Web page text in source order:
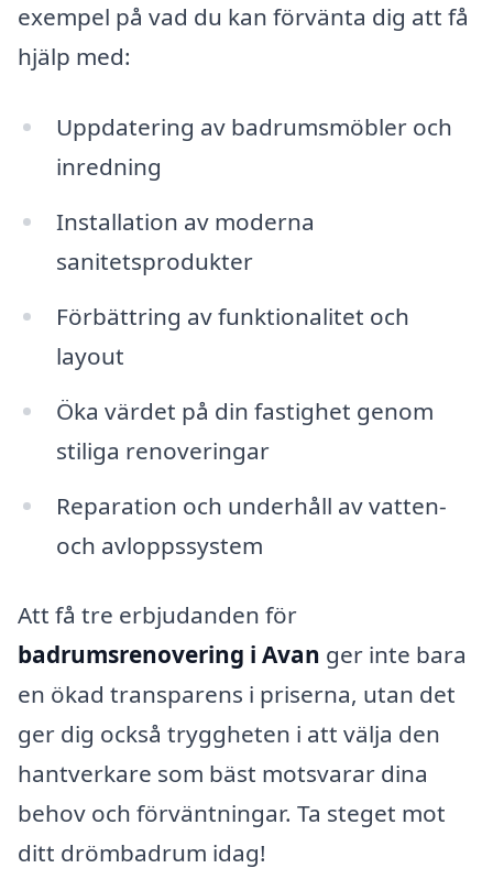
exempel på vad du kan förvänta dig att få
hjälp med:
Uppdatering av badrumsmöbler och
inredning
Installation av moderna
sanitetsprodukter
Förbättring av funktionalitet och
layout
Öka värdet på din fastighet genom
stiliga renoveringar
Reparation och underhåll av vatten-
och avloppssystem
Att få tre erbjudanden för
badrumsrenovering i Avan ger inte bara
en ökad transparens i priserna, utan det
ger dig också tryggheten i att välja den
hantverkare som bäst motsvarar dina
behov och förväntningar. Ta steget mot
ditt drömbadrum idag!